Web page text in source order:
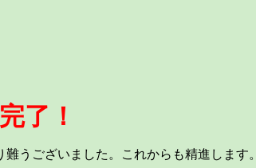
了！
難うございました。これからも精進します。